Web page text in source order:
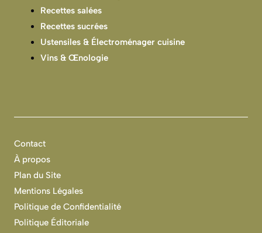
Recettes salées
Recettes sucrées
Ustensiles & Électroménager cuisine
Vins & Œnologie
Contact
À propos
Plan du Site
Mentions Légales
Politique de Confidentialité
Politique Éditoriale